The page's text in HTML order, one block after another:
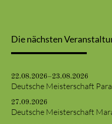
Die nächsten
22.08.2026–23.08.2026
Deutsche Meisterschaft
27.09.2026
Deutsche Meisterschaft